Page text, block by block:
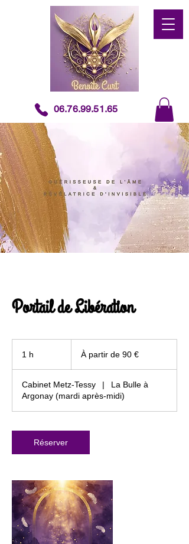
06.76.99.51.65
Portail de Libération
1 h
partir
euros
À partir de 90 €
Cabinet Metz-Tessy |
La Bulle à
Argonay (mardi après-midi)
Réserver